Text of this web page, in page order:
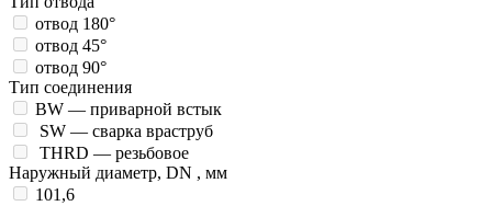
отвод 180°
отвод 45°
отвод 90°
Тип соединения
BW — приварной встык
SW — сварка враструб
THRD — резьбовое
Наружный диаметр, DN , мм
101,6